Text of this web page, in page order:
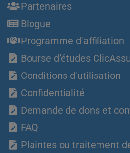
Partenaires
Blogue
Programme d'affiliation
Bourse d’études
Conditions d'utilisation
Confidentialité
Demande de dons et
FAQ
Plaintes ou traitement